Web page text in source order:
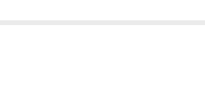
یکی از گزینه‌های ایده‌آل برای مناسبت‌های مختلف است.